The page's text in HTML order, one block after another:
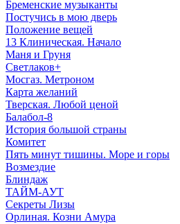
Бременские музыканты
Постучись в мою дверь
Положение вещей
13 Клиническая. Начало
Маня и Груня
Светлаков+
Мосгаз. Метроном
Карта желаний
Тверская. Любой ценой
Балабол-8
История большой страны
Комитет
Пять минут тишины. Море и горы
Возмездие
Блиндаж
ТАЙМ-АУТ
Секреты Лизы
Орлиная. Козни Амура